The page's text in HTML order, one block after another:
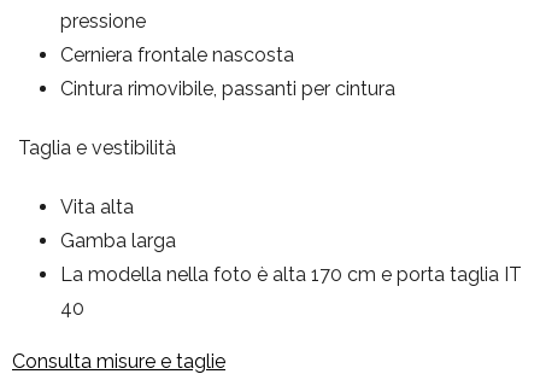
pressione
Cerniera frontale nascosta
Cintura rimovibile, passanti per cintura
Taglia e vestibilità
Vita alta
Gamba larga
La modella nella foto è alta 170 cm e porta taglia IT
40
Consulta misure e taglie